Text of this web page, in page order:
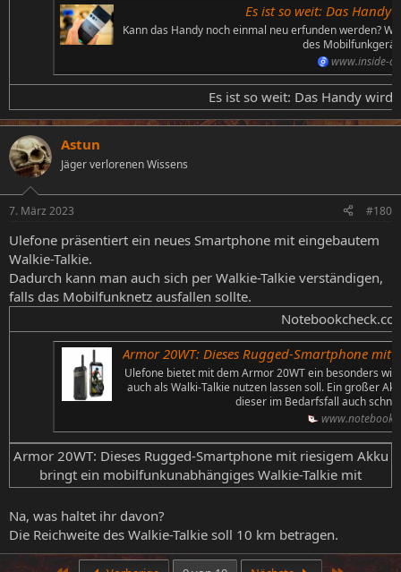
Es ist so weit: Das
Kann das Handy noch einmal neu erfunden werden?
des
www.inside-
Es ist so weit: Das Handy wird
Astun
Jäger verlorenen Wissens
7. März 2023 #180
Ulefone präsentiert ein neues Smartphone mit eingebautem
Walkie-Talkie.
Dadurch kann man auch sich per Walkie-Talkie verständigen,
falls das Mobilfunknetz ausfallen sollte.
Armor 20WT: Dieses Rugged-Smartphone mit riesigem Akku
Ulefone bietet mit dem Armor 20WT ein besonders
auch als Walki-Talkie nutzen lassen soll. Ein großer
dieser im Bedarfsfall auch
Armor 20WT: Dieses Rugged-Smartphone mit riesigem Akku
bringt ein mobilfunkunabhängiges Walkie-Talkie mit​
Na, was haltet ihr davon?
Die Reichweite des Walkie-Talkie soll 10 km betragen.